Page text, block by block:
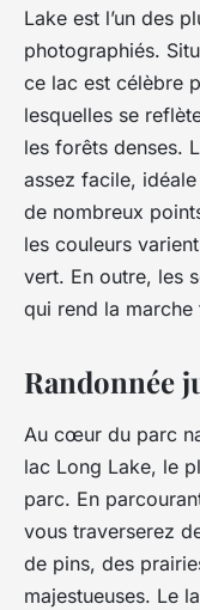
Lake est l’un des
photographiés.
ce lac est célèbre
lesquelles se
les forêts denses.
assez facile,
de nombreux
les couleurs
vert. En outre, les
qui rend la marche
Randonnée
Au cœur du parc
lac Long Lake, le
parc. En
vous traverserez
de pins, des
majestueuses. Le